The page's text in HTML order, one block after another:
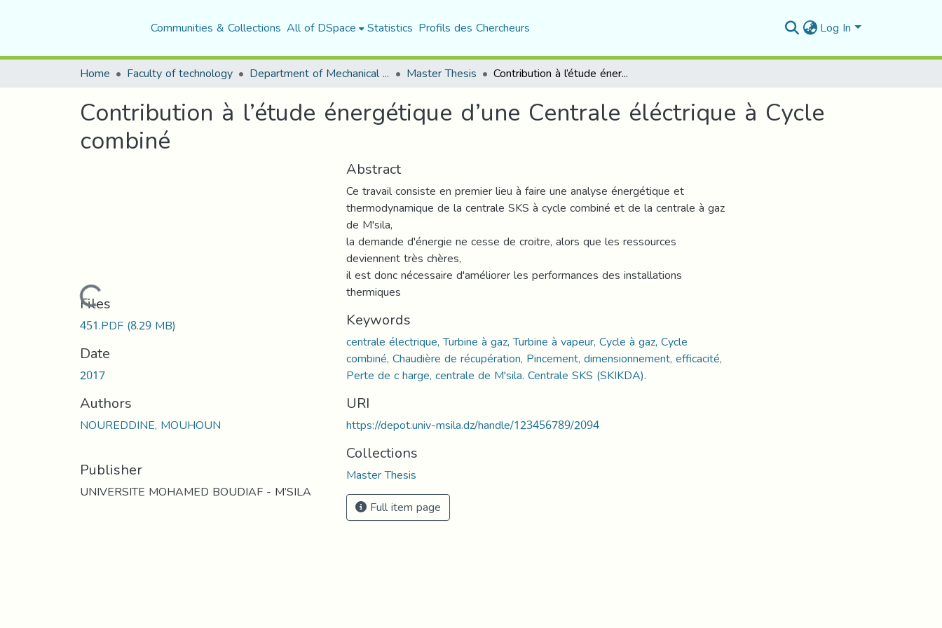
Communities & Collections All of DSpace Statistics Profils des Chercheurs Log In
Home Faculty of technology Department of Mechanical Engineering Master Thesis Contribution à l’étude énergétique d’une Centrale éléctrique à Cycle combiné
Contribution à l’étude énergétique d’une Centrale éléctrique à Cycle
combiné
Loading...
Files
451.PDF(8.29 MB)
Date
2017
Authors
NOUREDDINE, MOUHOUN
Publisher
UNIVERSITE MOHAMED BOUDIAF - M’SILA
Abstract
Ce travail consiste en premier lieu à faire une analyse énergétique et
thermodynamique de la centrale SKS à cycle combiné et de la centrale à gaz
de M'sila,
la demande d'énergie ne cesse de croitre, alors que les ressources
deviennent très chères,
il est donc nécessaire d'améliorer les performances des installations
thermiques
Keywords
centrale électrique, Turbine à gaz, Turbine à vapeur, Cycle à gaz, Cycle
combiné, Chaudière de récupération, Pincement, dimensionnement, efficacité,
Perte de c harge, centrale de M'sila. Centrale SKS (SKIKDA).
URI
https://depot.univ-msila.dz/handle/123456789/2094
Collections
Master Thesis
Full item page